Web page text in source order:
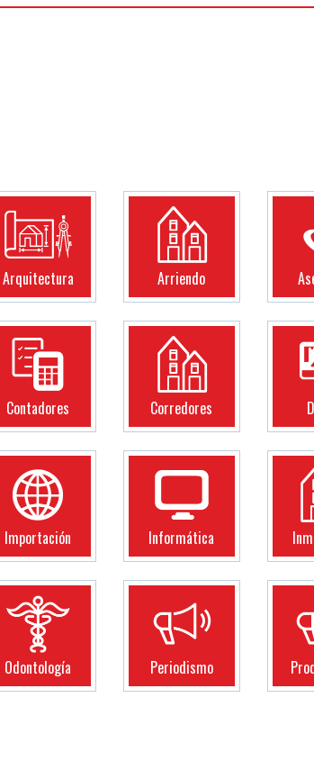
Arquitectura Arriendo
Contadores Corredores
Importación Informática
Odontología Periodismo